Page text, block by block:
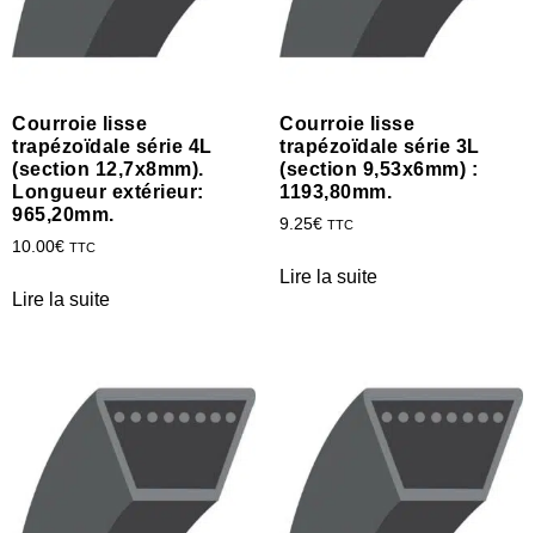
Courroie lisse
trapézoïdale série 4L
(section 12,7x8mm).
Longueur extérieur:
965,20mm.
10.00€ TTC
Lire la suite
Courroie lisse
trapézoïdale série 3L
(section 9,53x6mm) :
1193,80mm.
9.25€ TTC
Lire la suite